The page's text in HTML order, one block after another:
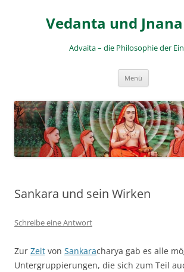
springenVedanta und
Advaita – die Philosophie der
Menü
Sankara und sein Wirken
Schreibe eine Antwort
Zur Zeit von Sankaracharya gab es alle
Untergruppierungen, die sich zum Teil